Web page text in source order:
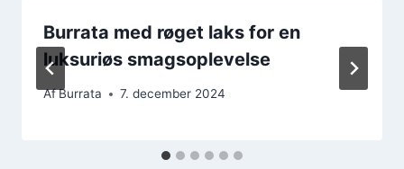
Burrata med røget laks for en
luksuriøs smagsoplevelse
AfBurrata 7. december 2024